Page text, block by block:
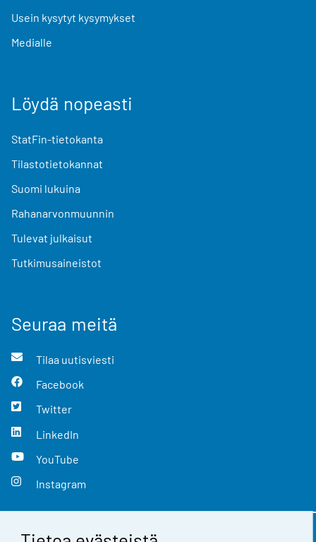
Usein kysytyt kysymykset
Medialle
Löydä nopeasti
StatFin-tietokanta
Tilastotietokannat
Suomi lukuina
Rahanarvonmuunnin
Tulevat julkaisut
Tutkimusaineistot
Seuraa meitä
Tilaa uutisviesti
Facebook
Twitter
LinkedIn
YouTube
Instagram